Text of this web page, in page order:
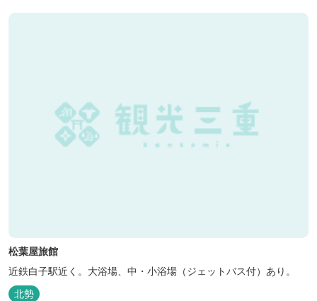
松葉屋旅館
近鉄白子駅近く。大浴場、中・小浴場（ジェットバス付）あり。
北勢